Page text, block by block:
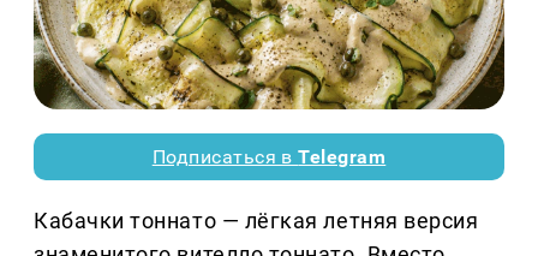
Подписаться вTelegram
Кабачки тоннато — лёгкая летняя версия